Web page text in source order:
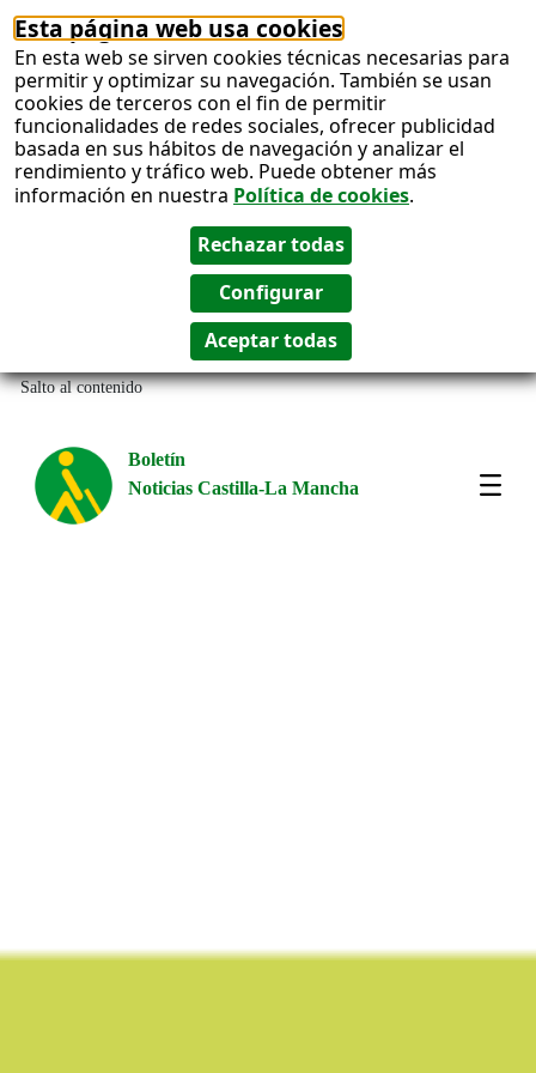
Esta página web usa cookies
En esta web se sirven cookies técnicas necesarias para
permitir y optimizar su navegación. También se usan
cookies de terceros con el fin de permitir
funcionalidades de redes sociales, ofrecer publicidad
basada en sus hábitos de navegación y analizar el
rendimiento y tráfico web. Puede obtener más
información en nuestra Política de cookies.
Salto al contenido
Boletín
Noticias Castilla-La Mancha